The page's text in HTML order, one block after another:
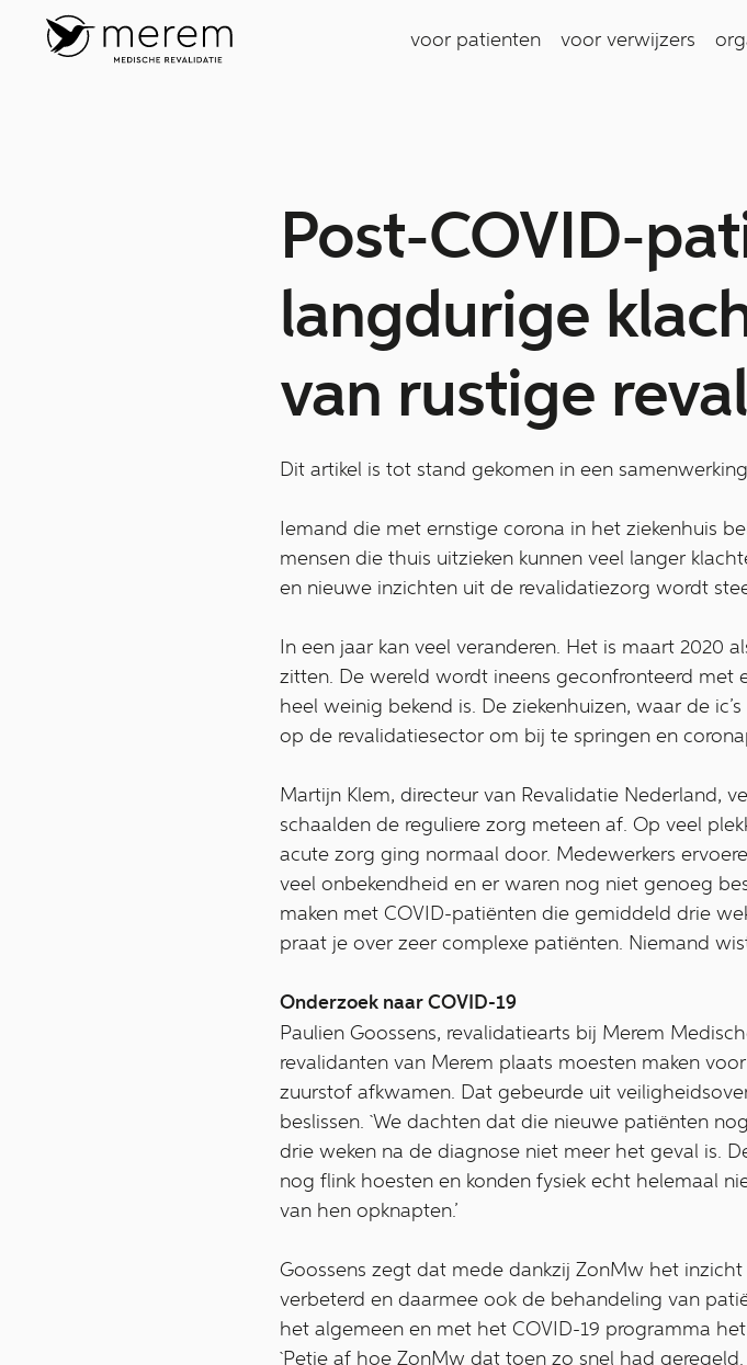
voor patienten voor verwijzers
Post-COVID-
langdurige
van rustige
Dit artikel is tot stand gekomen in een
Iemand die met ernstige corona in het ziekenhuis
mensen die thuis uitzieken kunnen veel langer
en nieuwe inzichten uit de revalidatiezorg wordt
In een jaar kan veel veranderen. Het is maart 2020
zitten. De wereld wordt ineens geconfronteerd met
heel weinig bekend is. De ziekenhuizen, waar de
op de revalidatiesector om bij te springen en
Martijn Klem, directeur van Revalidatie Nederland,
schaalden de reguliere zorg meteen af. Op veel
acute zorg ging normaal door. Medewerkers
veel onbekendheid en er waren nog niet genoeg
maken met COVID-patiënten die gemiddeld drie
praat je over zeer complexe patiënten. Niemand
Onderzoek naar COVID-19
Paulien Goossens, revalidatiearts bij Merem
revalidanten van Merem plaats moesten maken
zuurstof afkwamen. Dat gebeurde uit
beslissen. `We dachten dat die nieuwe patiënten
drie weken na de diagnose niet meer het geval is.
nog flink hoesten en konden fysiek echt helemaal
van hen opknapten.’
Goossens zegt dat mede dankzij ZonMw het
verbeterd en daarmee ook de behandeling van
het algemeen en met het COVID-19 programma
`Petje af hoe ZonMw dat toen zo snel had